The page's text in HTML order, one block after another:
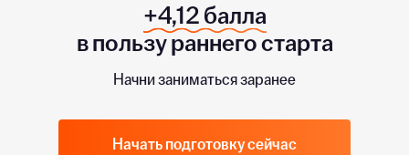
+4,12 балла
в пользу раннего старта
Начни заниматься заранее
Начать подготовку сейчас